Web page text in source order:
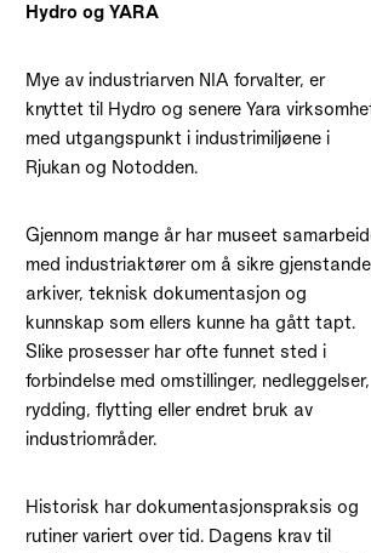
Hydro og YARA
Mye av industriarven NIA forvalter, er
knyttet til Hydro og senere Yara
med utgangspunkt i industrimiljøene i
Rjukan og Notodden.
Gjennom mange år har museet
med industriaktører om å sikre
arkiver, teknisk dokumentasjon og
kunnskap som ellers kunne ha gått tapt.
Slike prosesser har ofte funnet sted i
forbindelse med omstillinger, nedleggelser,
rydding, flytting eller endret bruk av
industriområder.
Historisk har dokumentasjonspraksis og
rutiner variert over tid. Dagens krav til